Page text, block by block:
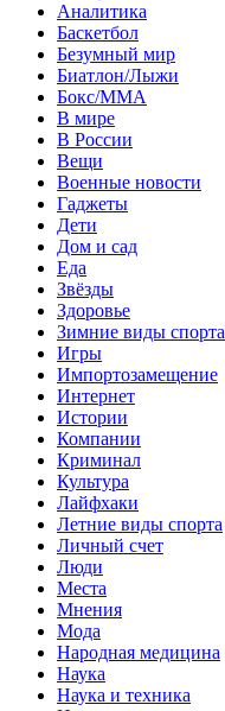
Аналитика
Баскетбол
Безумный мир
Биатлон/Лыжи
Бокс/MMA
В мире
В России
Вещи
Военные новости
Гаджеты
Дети
Дом и сад
Еда
Звёзды
Здоровье
Зимние виды спорта
Игры
Импортозамещение
Интернет
Истории
Компании
Криминал
Культура
Лайфхаки
Летние виды спорта
Личный счет
Люди
Места
Мнения
Мода
Народная медицина
Наука
Наука и техника